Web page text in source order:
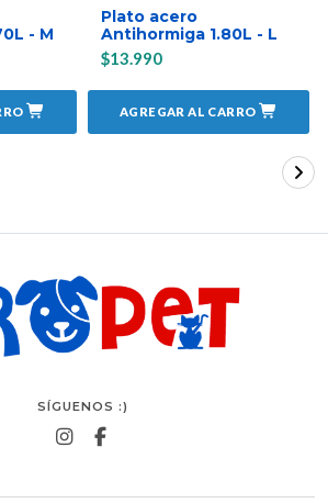
- M
Plato acero
Antihormiga 1.80L - L
$13.990
AGREGAR AL CARRO
SÍGUENOS :)